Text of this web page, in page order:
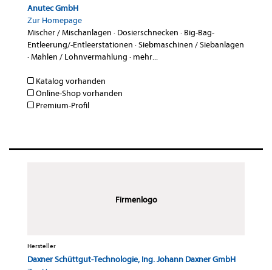
Anutec GmbH
Zur Homepage
Mischer / Mischanlagen · Dosierschnecken · Big-Bag-
Entleerung/-Entleerstationen ·Siebmaschinen / Siebanlagen
·Mahlen / Lohnvermahlung · mehr...
Katalog vorhanden
Online-Shop vorhanden
Premium-Profil
Firmenlogo
Hersteller
Daxner Schüttgut-Technologie, Ing. Johann Daxner GmbH